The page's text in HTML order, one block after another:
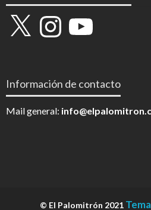
X InstagramYouTube
Información de contacto
Mail general:
© El Palomitrón 2021